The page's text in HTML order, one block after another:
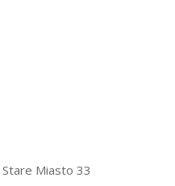
Miasto 33